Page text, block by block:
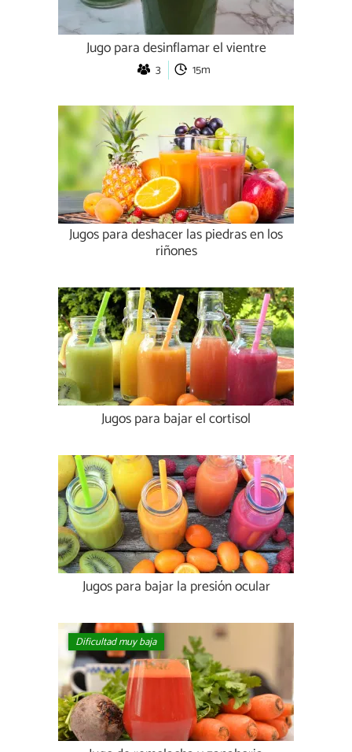
Jugo para desinflamar el vientre
3 15m
Jugos para deshacer las piedras en los
riñones
Jugos para bajar el cortisol
Jugos para bajar la presión ocular
Dificultad muy baja